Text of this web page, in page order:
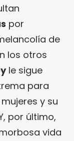
por
de
los otros
le sigue
para
y su
por último,
vida